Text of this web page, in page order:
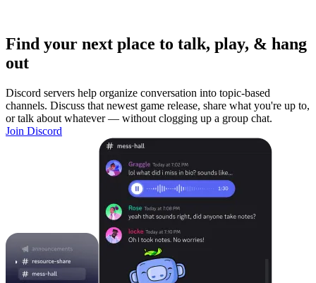
Find your next place to talk, play, & hang
out
Discord servers help organize conversation into topic-based
channels. Discuss that newest game release, share what you're up to,
or talk about whatever — without clogging up a group chat.
Join Discord